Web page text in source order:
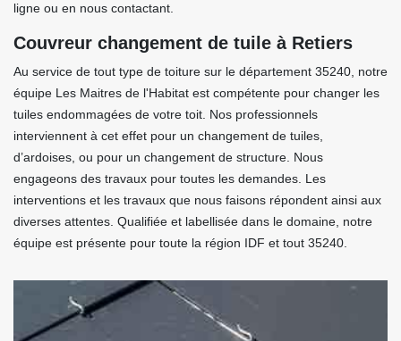
ligne ou en nous contactant.
Couvreur changement de tuile à Retiers
Au service de tout type de toiture sur le département 35240, notre
équipe Les Maitres de l'Habitat est compétente pour changer les
tuiles endommagées de votre toit. Nos professionnels
interviennent à cet effet pour un changement de tuiles,
d’ardoises, ou pour un changement de structure. Nous
engageons des travaux pour toutes les demandes. Les
interventions et les travaux que nous faisons répondent ainsi aux
diverses attentes. Qualifiée et labellisée dans le domaine, notre
équipe est présente pour toute la région IDF et tout 35240.